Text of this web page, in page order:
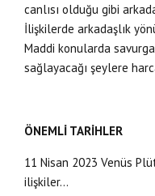
canlısı olduğu gibi
İlişkilerde arkadaşlık
Maddi konularda
sağlayacağı şeylere
ÖNEMLİ TARİHLER
11 Nisan 2023 Venüs
ilişkiler…